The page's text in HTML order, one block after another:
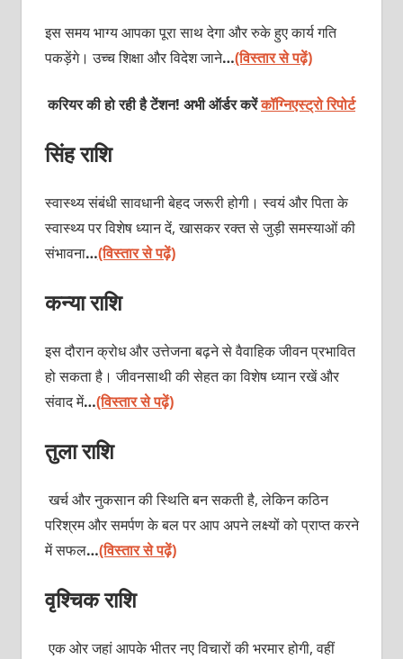
इस समय भाग्य आपका पूरा साथ देगा और रुके हुए कार्य गति
पकड़ेंगे। उच्च शिक्षा और विदेश जाने…(विस्तार से पढ़ें)
करियर की हो रही है टेंशन! अभी ऑर्डर करेंकॉग्निएस्ट्रो रिपोर्ट
सिंह राशि
स्वास्थ्य संबंधी सावधानी बेहद जरूरी होगी। स्वयं और पिता के
स्वास्थ्य पर विशेष ध्यान दें, खासकर रक्त से जुड़ी समस्याओं की
संभावना…(विस्तार से पढ़ें)
कन्या राशि
इस दौरान क्रोध और उत्तेजना बढ़ने से वैवाहिक जीवन प्रभावित
हो सकता है। जीवनसाथी की सेहत का विशेष ध्यान रखें और
संवाद में…(विस्तार से पढ़ें)
तुला राशि
खर्च और नुकसान की स्थिति बन सकती है, लेकिन कठिन
परिश्रम और समर्पण के बल पर आप अपने लक्ष्यों को प्राप्त करने
में सफल…(विस्तार से पढ़ें)
वृश्चिक राशि
एक ओर जहां आपके भीतर नए विचारों की भरमार होगी, वहीं